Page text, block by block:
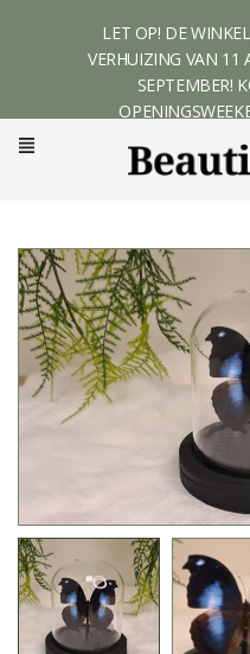
LET OP! DE
VERHUIZING VAN 11
SEPTEMBER!